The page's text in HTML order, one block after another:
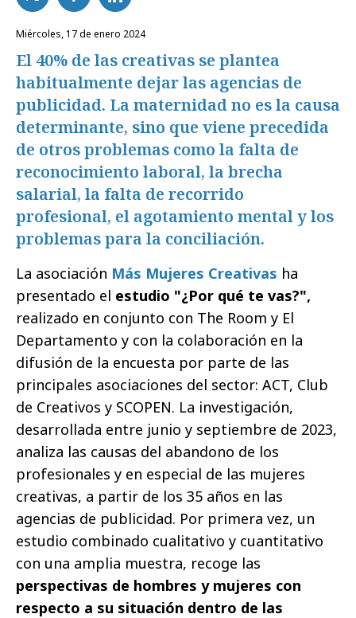
miércoles, 17 de enero 2024
El 40% de las creativas se plantea
habitualmente dejar las agencias de
publicidad. La maternidad no es la causa
determinante, sino que viene precedida
de otros problemas como la falta de
reconocimiento laboral, la brecha
salarial, la falta de recorrido
profesional, el agotamiento mental y los
problemas para la conciliación.
La asociación Más Mujeres Creativas ha
presentado el estudio "¿Por qué te vas?",
realizado en conjunto con The Room y El
Departamento y con la colaboración en la
difusión de la encuesta por parte de las
principales asociaciones del sector: ACT, Club
de Creativos y SCOPEN. La investigación,
desarrollada entre junio y septiembre de 2023,
analiza las causas del abandono de los
profesionales y en especial de las mujeres
creativas, a partir de los 35 años en las
agencias de publicidad. Por primera vez, un
estudio combinado cualitativo y cuantitativo
con una amplia muestra, recoge las
perspectivas de hombres y mujeres con
respecto a su situación dentro de las